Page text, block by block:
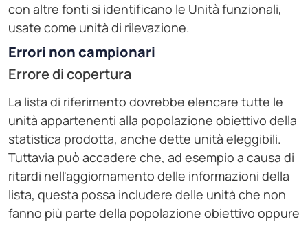
con altre fonti si identificano le Unità funzionali,
usate come unità di rilevazione.
Errori non campionari
Errore di copertura
La lista di riferimento dovrebbe elencare tutte le
unità appartenenti alla popolazione obiettivo della
statistica prodotta, anche dette unità eleggibili.
Tuttavia può accadere che, ad esempio a causa di
ritardi nell'aggiornamento delle informazioni della
lista, questa possa includere delle unità che non
fanno più parte della popolazione obiettivo oppure